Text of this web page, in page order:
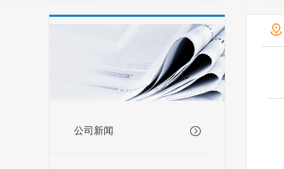
公司新闻